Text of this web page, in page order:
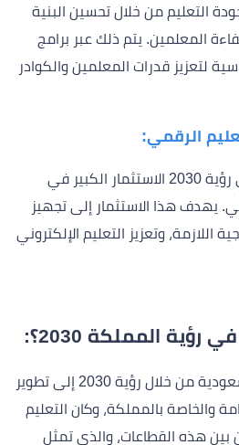
التعليم من خلال تحسين البنية
المعلمين. يتم ذلك عبر برامج
لتعزيز قدرات المعلمين والكوادر
الرقمي:
تشمل سياسات التعليم في رؤية 2030 الاستثمار الكبير في
يهدف هذا الاستثمار إلى تجهيز
اللازمة، وتعزيز التعليم الإلكتروني
المملكة 2030؟:
سعت المملكة العربية السعودية من خلال رؤية 2030 إلى تطوير
والخاصة بالمملكة، وكان التعليم
بين هذه القطاعات، والذي تمثل